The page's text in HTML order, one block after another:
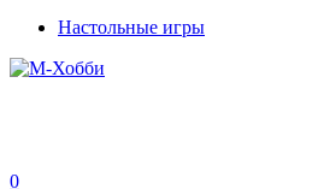
Настольные игры
0